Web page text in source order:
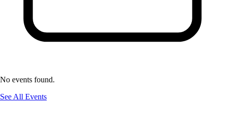
No events found.
See All Events